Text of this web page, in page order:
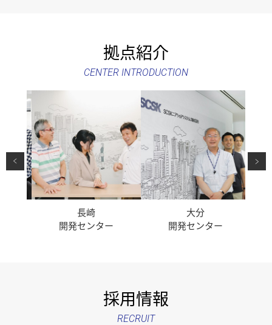
拠点紹介
CENTER INTRODUCTION
長崎
開発センター
大分
開発センター
採用情報
RECRUIT